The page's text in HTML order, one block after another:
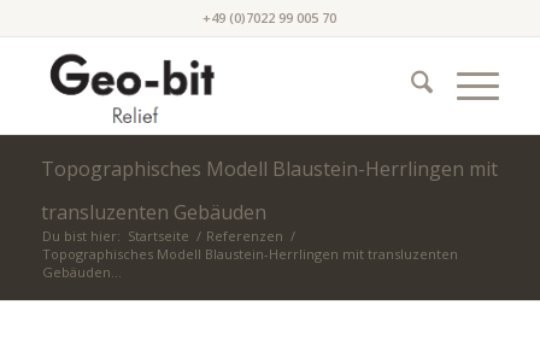
+49 (0)7022 99 005 70
Topographisches Modell Blaustein-Herrlingen mit
transluzenten Gebäuden
Du bist hier: Startseite / Referenzen /
Topographisches Modell Blaustein-Herrlingen mit transluzenten
Gebäuden...